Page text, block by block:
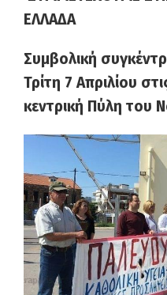
ΕΛΛΑΔΑ
Συμβολική
Τρίτη 7 Απριλίου
κεντρική Πύλη του